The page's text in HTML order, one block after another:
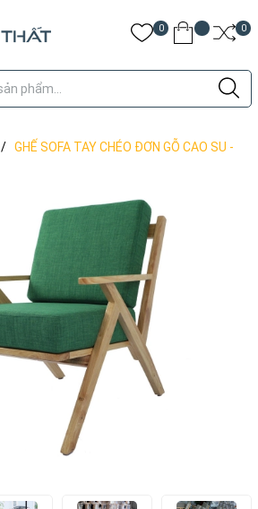
0 0
/ GHẾ SOFA TAY CHÉO ĐƠN GỖ CAO SU -